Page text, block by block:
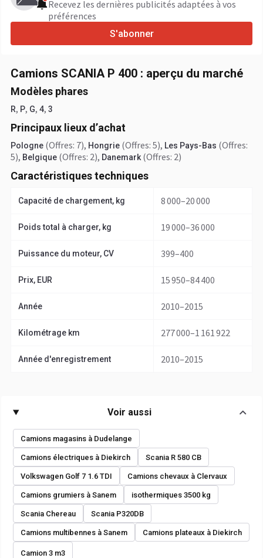
Recevez les dernières publicités adaptées à vos
préférences
S'abonner
Camions SCANIA P 400 : aperçu du marché
Modèles phares
R, P, G, 4, 3
Principaux lieux d’achat
Pologne (Offres: 7), Hongrie (Offres: 5), Les Pays-Bas (Offres:
5), Belgique (Offres: 2), Danemark (Offres: 2)
Caractéristiques techniques
Capacité de chargement, kg 8 000–20 000
Poids total à charger, kg 19 000–36 000
Puissance du moteur, CV 399–400
Prix, EUR 15 950–84 400
Année 2010–2015
Kilométrage km 277 000–1 161 922
Année d'enregistrement 2010–2015
Voir aussi
Camions magasins à Dudelange
Camions électriques à Diekirch Scania R 580 CB
Volkswagen Golf 7 1.6 TDI Camions chevaux à Clervaux
Camions grumiers à Sanem isothermiques 3500 kg
Scania Chereau Scania P320DB
Camions multibennes à Sanem Camions plateaux à Diekirch
Camion 3 m3